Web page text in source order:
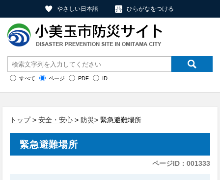
やさしい日本語 ひらがなをつける
すべて ページ PDF ID
トップ> 安全・安心 > 防災> 緊急避難場所
緊急避難場所
ページID：001333